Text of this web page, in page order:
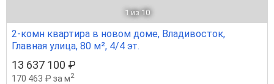
1 из 10
2-комн квартира в новом доме, Владивосток,
Главная улица, 80 м², 4/4 эт.
13 637 100 ₽
170 463 ₽ за м2